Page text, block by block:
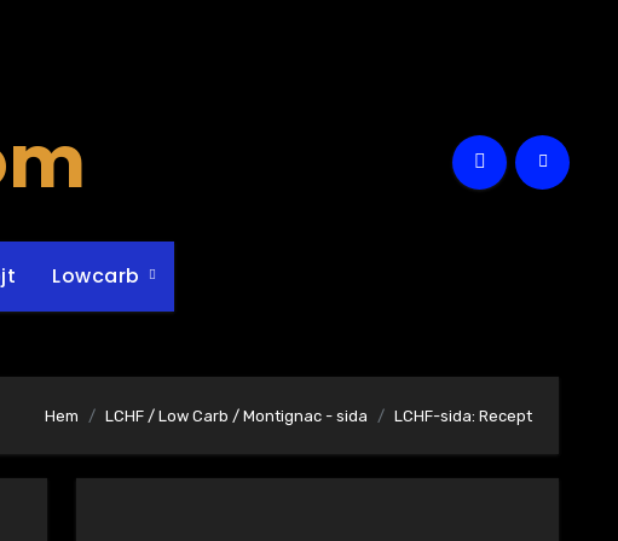
Lowcarb
Hem LCHF / Low Carb / Montignac - sida LCHF-sida: Recept